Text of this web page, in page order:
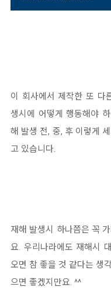
이 회사에서 제작한 또 다
생시에 어떻게 행동해야
해 발생 전, 중, 후 이렇게
고 있습니다.
재해 발생시 하나쯤은 꼭
요. 우리나라에도 재해시
오면 참 좋을 것 같다는 생
으면 좋겠지만요. ^^